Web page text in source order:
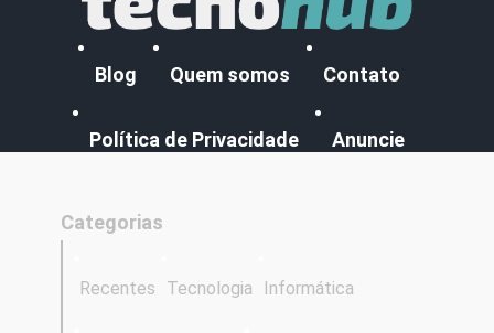
Blog Quem somos Contato
Política de Privacidade Anuncie
Categorias
Recentes Tecnologia Informática